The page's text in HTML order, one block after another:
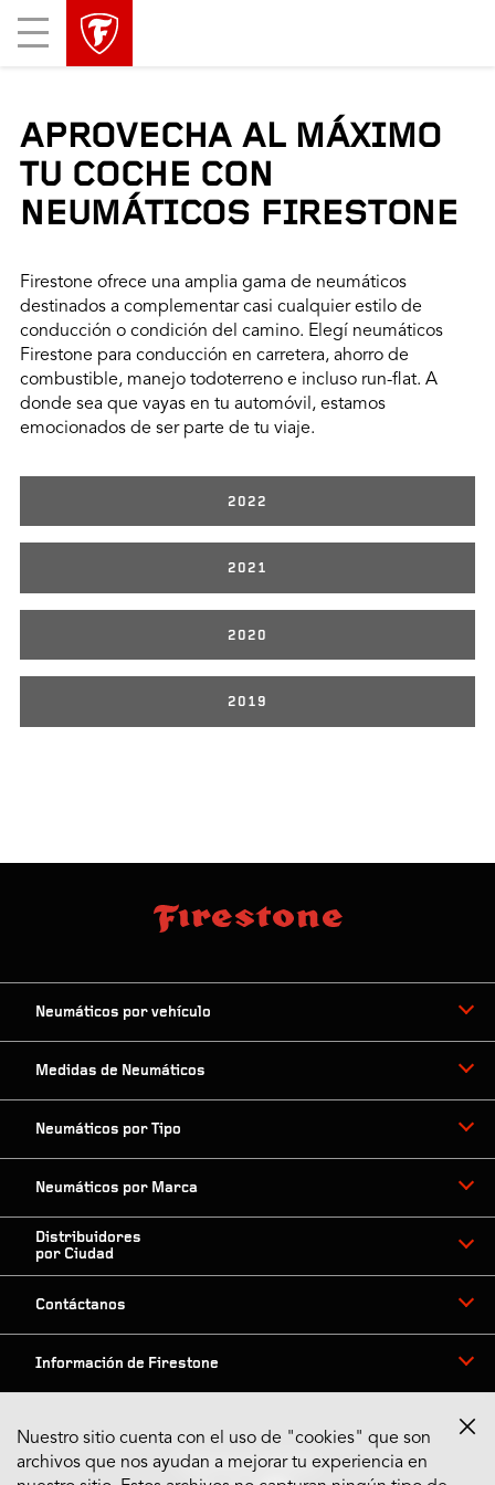
Mobile
Menu
APROVECHA AL MÁXIMO
TU COCHE CON
NEUMÁTICOS FIRESTONE
Firestone ofrece una amplia gama de neumáticos
destinados a complementar casi cualquier estilo de
conducción o condición del camino. Elegí neumáticos
Firestone para conducción en carretera, ahorro de
combustible, manejo todoterreno e incluso run-flat. A
donde sea que vayas en tu automóvil, estamos
emocionados de ser parte de tu viaje.
2022
2021
2020
2019
Neumáticos por vehículo
Medidas de Neumáticos
Neumáticos por Tipo
Neumáticos por Marca
Distribuidores
por Ciudad
Contáctanos
Información de Firestone
Síguenos en Redes
Nuestro sitio cuenta con el uso de "cookies" que son
archivos que nos ayudan a mejorar tu experiencia en